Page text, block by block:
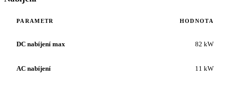
PARAMETR HODNOTA
DC nabíjení max 82 kW
AC nabíjení 11 kW